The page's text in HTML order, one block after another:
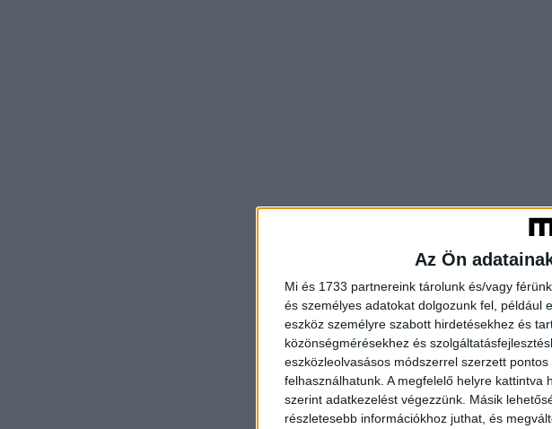
Az Ön
Mi és 1733 partnereink tárolunk és/vagy
és személyes adatokat dolgozunk fel, például
eszköz személyre szabott hirdetésekhez és
közönségmérésekhez és
eszközleolvasásos módszerrel szerzett
felhasználhatunk. A megfelelő helyre
szerint adatkezelést végezzünk. Másik
részletesebb információkhoz juthat, és